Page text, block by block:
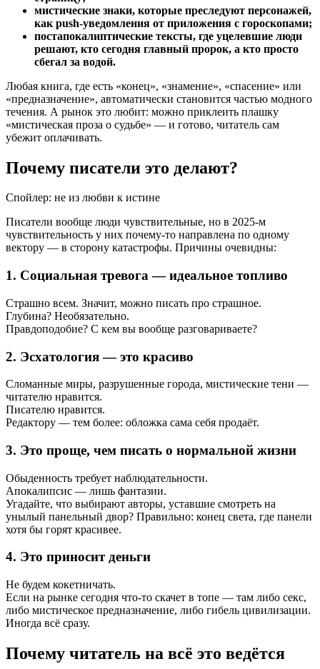
мистические знаки, которые преследуют персонажей,
как push-уведомления от приложения с гороскопами;
постапокалиптические тексты, где уцелевшие люди
решают, кто сегодня главный пророк, а кто просто
сбегал за водой.
Любая книга, где есть «конец», «знамение», «спасение» или
«предназначение», автоматически становится частью модного
течения. А рынок это любит: можно приклеить плашку
«мистическая проза о судьбе» — и готово, читатель сам
убежит оплачивать.
Почему писатели это делают?
Спойлер: не из любви к истине
Писатели вообще люди чувствительные, но в 2025-м
чувствительность у них почему-то направлена по одному
вектору — в сторону катастрофы. Причины очевидны:
1. Социальная тревога — идеальное топливо
Страшно всем. Значит, можно писать про страшное.
Глубина? Необязательно.
Правдоподобие? С кем вы вообще разговариваете?
2. Эсхатология — это красиво
Сломанные миры, разрушенные города, мистические тени —
читателю нравится.
Писателю нравится.
Редактору — тем более: обложка сама себя продаёт.
3. Это проще, чем писать о нормальной жизни
Обыденность требует наблюдательности.
Апокалипсис — лишь фантазии.
Угадайте, что выбирают авторы, уставшие смотреть на
унылый панельный двор? Правильно: конец света, где панели
хотя бы горят красивее.
4. Это приносит деньги
Не будем кокетничать.
Если на рынке сегодня что-то скачет в топе — там либо секс,
либо мистическое предназначение, либо гибель цивилизации.
Иногда всё сразу.
Почему читатель на всё это ведётся